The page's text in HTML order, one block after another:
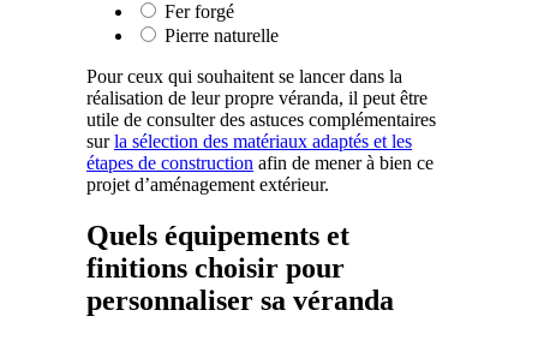
Fer forgé
Pierre naturelle
Pour ceux qui souhaitent se lancer dans la
réalisation de leur propre véranda, il peut être
utile de consulter des astuces complémentaires
surla sélection des matériaux adaptés et les
étapes de construction afin de mener à bien ce
projet d’aménagement extérieur.
Quels équipements et
finitions choisir pour
personnaliser sa véranda